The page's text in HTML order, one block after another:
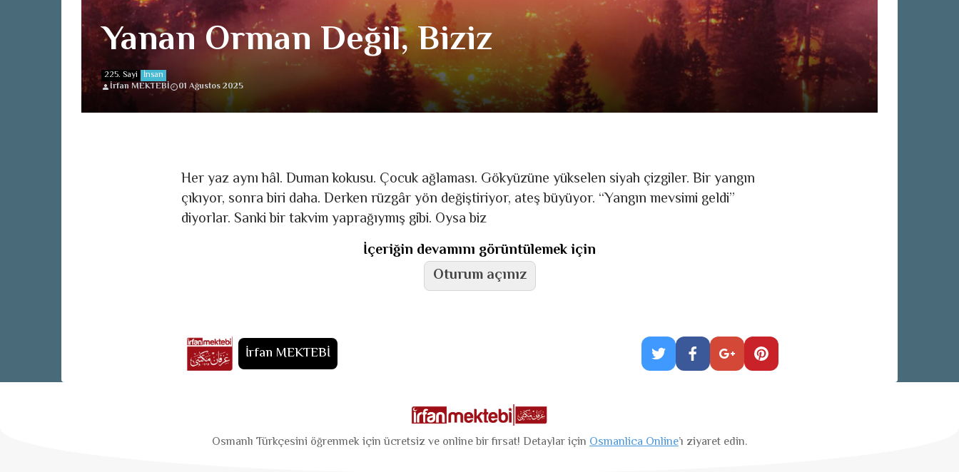
Yanan Orman Değil, Biziz
225. Sayi İnsan
İrfan MEKTEBİ
01 Ağustos 2025
Her yaz aynı hâl. Duman kokusu. Çocuk ağlaması. Gökyüzüne yükselen siyah çizgi­ler. Bir yangın
çıkıyor, sonra biri daha. Derken rüzgâr yön değiştiriyor, ateş büyüyor. “Yangın mevsimi geldi”
diyorlar. Sanki bir takvim yaprağıymış gibi. Oysa biz
İçeriğin devamını görüntülemek için
Oturum açınız
İrfan MEKTEBİ
Osmanlı Türkçesini öğrenmek için ücretsiz ve online bir fırsat! Detaylar için Osmanlica Online’ı ziyaret edin.